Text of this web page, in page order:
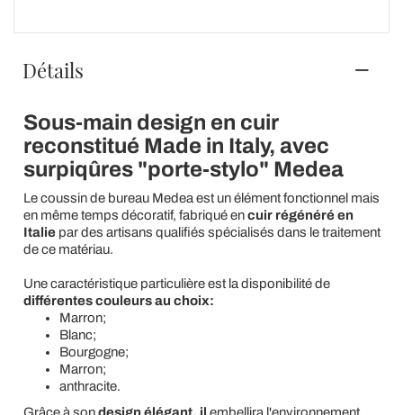
Détails
Sous-main design en cuir
reconstitué Made in Italy, avec
surpiqûres "porte-stylo" Medea
Le coussin de bureau Medea est un élément fonctionnel mais
en même temps décoratif, fabriqué encuir régénéré en
Italiepar des artisans qualifiés spécialisés dans le traitement
de ce matériau.
Une caractéristique particulière est la disponibilité de
différentes couleurs au choix:
Marron;
Blanc;
Bourgogne;
Marron;
anthracite.